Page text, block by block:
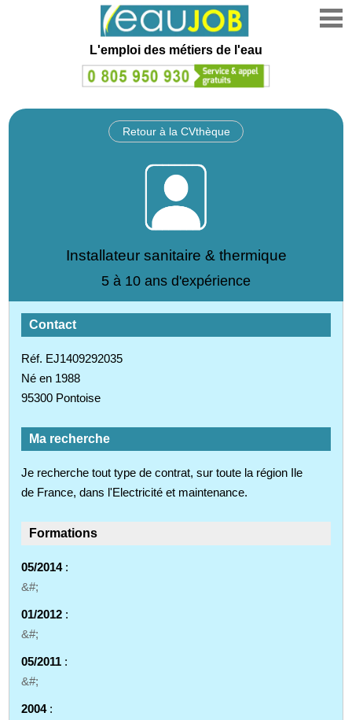
L'emploi des métiers de l'eau
Retour à la CVthèque
Installateur sanitaire & thermique
5 à 10 ans d'expérience
Contact
Réf. EJ1409292035
Né en 1988
95300 Pontoise
Ma recherche
Je recherche tout type de contrat, sur toute la région Ile
de France, dans l'Electricité et maintenance.
Formations
05/2014:
&#;
01/2012 :
&#;
05/2011 :
&#;
2004: